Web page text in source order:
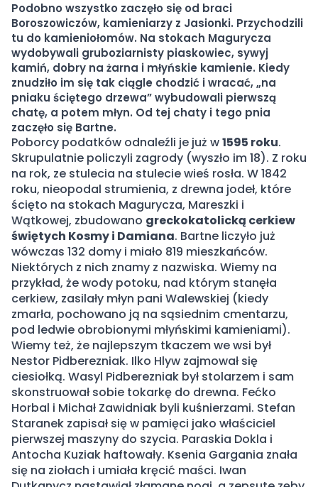
Podobno wszystko zaczęło się od braci
Boroszowiczów, kamieniarzy z Jasionki. Przychodzili
tu do kamieniołomów. Na stokach Magurycza
wydobywali gruboziarnisty piaskowiec, sywyj
kamiń, dobry na żarna i młyńskie kamienie. Kiedy
znudziło im się tak ciągle chodzić i wracać, „na
pniaku ściętego drzewa” wybudowali pierwszą
chatę, a potem młyn. Od tej chaty i tego pnia
zaczęło się Bartne.
Poborcy podatków odnaleźli je już w1595 roku.
Skrupulatnie policzyli zagrody (wyszło im 18). Z roku
na rok, ze stulecia na stulecie wieś rosła. W 1842
roku, nieopodal strumienia, z drewna jodeł, które
ścięto na stokach Magurycza, Mareszki i
Wątkowej, zbudowano greckokatolicką cerkiew
świętych Kosmy i Damiana. Bartne liczyło już
wówczas 132 domy i miało 819 mieszkańców.
Niektórych z nich znamy z nazwiska. Wiemy na
przykład, że wody potoku, nad którym stanęła
cerkiew, zasilały młyn pani Walewskiej (kiedy
zmarła, pochowano ją na sąsiednim cmentarzu,
pod ledwie obrobionymi młyńskimi kamieniami).
Wiemy też, że najlepszym tkaczem we wsi był
Nestor Pidberezniak. Ilko Hlyw zajmował się
ciesiołką. Wasyl Pidberezniak był stolarzem i sam
skonstruował sobie tokarkę do drewna. Fećko
Horbal i Michał Zawidniak byli kuśnierzami. Stefan
Staranek zapisał się w pamięci jako właściciel
pierwszej maszyny do szycia. Paraskia Dokla i
Antocha Kuziak haftowały. Ksenia Gargania znała
się na ziołach i umiała kręcić maści. Iwan